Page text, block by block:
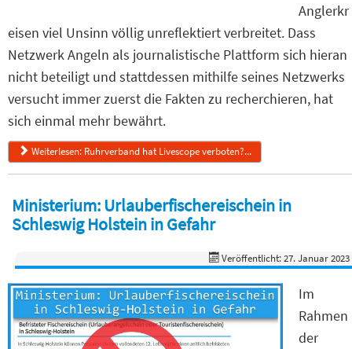
Anglerkr
eisen viel Unsinn völlig unreflektiert verbreitet. Dass
Netzwerk Angeln als journalistische Plattform sich hieran
nicht beteiligt und stattdessen mithilfe seines Netzwerks
versucht immer zuerst die Fakten zu recherchieren, hat
sich einmal mehr bewährt.
Weiterlesen: Ruhrverband hat Livescope verboten?...
Ministerium: Urlauberfischereischein in
Schleswig Holstein in Gefahr
Veröffentlicht: 27. Januar 2023
Im
Rahmen
der